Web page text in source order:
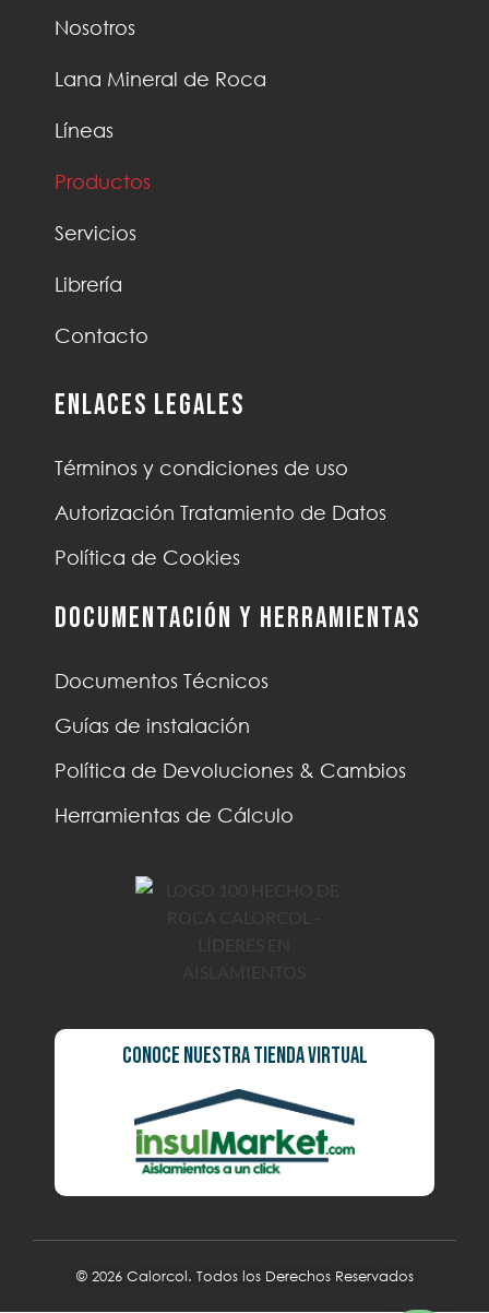
Nosotros
Lana Mineral de Roca
Líneas
Productos
Servicios
Librería
Contacto
Enlaces Legales
Términos y condiciones de uso
Autorización Tratamiento de Datos
Política de Cookies
Documentación y Herramientas
Documentos Técnicos
Guías de instalación
Política de Devoluciones & Cambios
Herramientas de Cálculo
Conoce Nuestra Tienda Virtual
© 2026 Calorcol. Todos los Derechos Reservados